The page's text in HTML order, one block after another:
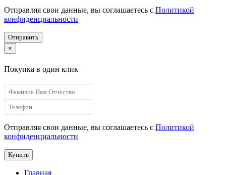
Отправляя свои данные, вы соглашаетесь с Политикой
конфиденциальности
Отправить
×
Покупка в один клик
Отправляя свои данные, вы соглашаетесь с Политикой
конфиденциальности
Купить
Главная